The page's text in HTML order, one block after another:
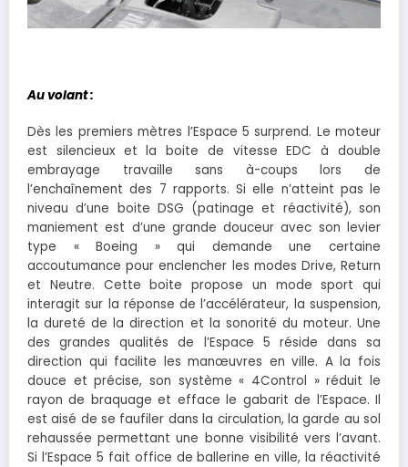
Au volant :
Dès les premiers mètres l’Espace 5 surprend. Le moteur
est silencieux et la boite de vitesse EDC à double
embrayage travaille sans à-coups lors de
l’enchaînement des 7 rapports. Si elle n’atteint pas le
niveau d’une boite DSG (patinage et réactivité), son
maniement est d’une grande douceur avec son levier
type « Boeing » qui demande une certaine
accoutumance pour enclencher les modes Drive, Return
et Neutre. Cette boite propose un mode sport qui
interagit sur la réponse de l’accélérateur, la suspension,
la dureté de la direction et la sonorité du moteur. Une
des grandes qualités de l’Espace 5 réside dans sa
direction qui facilite les manœuvres en ville. A la fois
douce et précise, son système « 4Control » réduit le
rayon de braquage et efface le gabarit de l’Espace. Il
est aisé de se faufiler dans la circulation, la garde au sol
rehaussée permettant une bonne visibilité vers l’avant.
Si l’Espace 5 fait office de ballerine en ville, la réactivité